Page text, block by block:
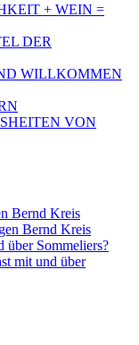
+ WEIN =
DER
WILLKOMMEN
VON
Bernd Kreis
Bernd Kreis
über Sommeliers?
mit und über